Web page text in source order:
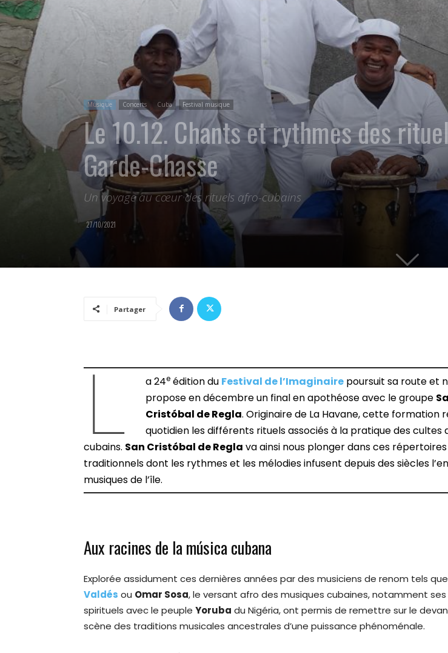
Musique Concerts Cuba Festival musique
Le 10.12. Chants et rythmes des
Garde-Chasse
Un voyage au cœur des rituels afro-cubains
27/10/2021
Partager
L a 24e édition du Festival de l’Imaginaire poursuit sa route et
propose en décembre un final en apothéose avec le groupe
Cristóbal de Regla. Originaire de La Havane, cette formation
quotidien les différents rituels associés à la pratique des cultes
cubains. San Cristóbal de Regla va ainsi nous plonger dans ces répertoires
traditionnels dont les rythmes et les mélodies infusent depuis des siècles
musiques de l’île.
Aux racines de la música cubana
Explorée assidument ces dernières années par des musiciens de renom tels que
Valdés ou Omar Sosa, le versant afro des musiques cubaines, notamment ses
spirituels avec le peuple Yoruba du Nigéria, ont permis de remettre sur le
scène des traditions musicales ancestrales d’une puissance phénoménale.